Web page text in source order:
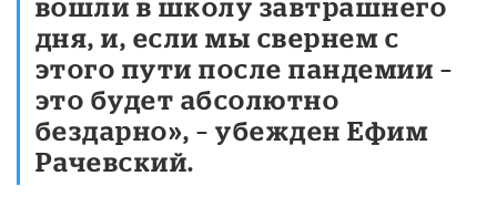
дня, и, если мы свернем с
этого пути после пандемии –
это будет абсолютно
бездарно», – убежден Ефим
Рачевский.